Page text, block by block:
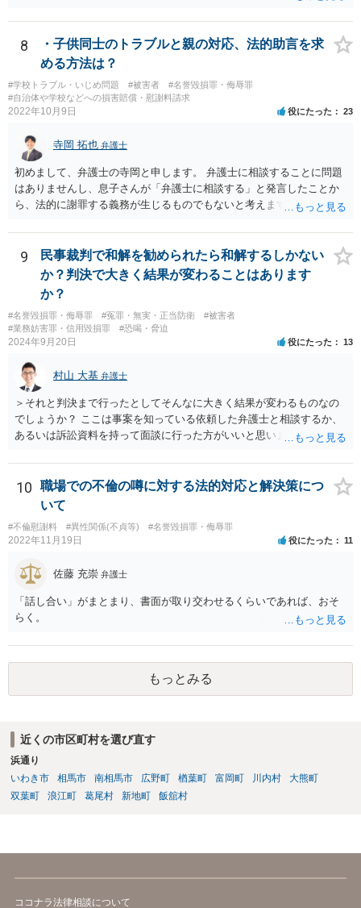
8
・子供同士のトラブルと親の対応、法的助言を求
める方法は？
#学校トラブル・いじめ問題 #被害者
#名誉毀損罪・侮辱罪
#自治体や学校などへの損害賠償・慰謝料請求
2022年10月9日 役にたった 23
寺岡 拓也 弁護士
初めまして、弁護士の寺岡と申します。 弁護士に相談することに問題
はありませんし、息子さんが「弁護士に相談する」と発言したことか
ら、法的に謝罪する義務が生じるものでもないと考えます。 経緯から
す。 子どもの専門相談窓口もありますし、一度相談だけでもしてはい
かがでしょうか。
9
民事裁判で和解を勧められたら和解するしかない
か？判決で大きく結果が変わることはあります
か？
#名誉毀損罪・侮辱罪 #冤罪・無実・正当防衛
#被害者
#業務妨害罪・信用毀損罪
#恐喝・脅迫
2024年9月20日 役にたった 13
村山 大基 弁護士
＞それと判決まで行ったとしてそんなに大きく結果が変わるものなの
でしょうか？ ここは事案を知っている依頼した弁護士と相談するか、
あるいは訴訟資料を持って面談に行った方がいいと思います。 和解
す）に基づいて 提案されるもので、応じない場合提示案より上がった
り下がったりはありえます。 例えば、原告としては判決だともっと下
がるかもしれないから応じておくか、とか 被告としては判決でもっと
払うことになるリスクを考えたら和解に応じるか、とか考えさせるよ
うな案が出てきます。
10
職場での不倫の噂に対する法的対応と解決策につ
いて
#不倫慰謝料 #異性関係(不貞等) #名誉毀損罪・侮辱罪
2022年11月19日 役にたった 11
佐藤 充崇 弁護士
「話し合い」がまとまり、書面が取り交わせるくらいであれば、おそ
らく。
もっとみる
近くの市区町村を選び直す
浜通り
いわき市
相馬市 南相馬市 広野町 楢葉町 富岡町 川内村
大熊町
双葉町
浪江町 葛尾村 新地町 飯舘村
ココナラ法律相談について